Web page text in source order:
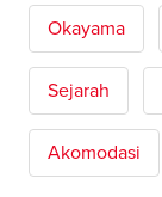
Okayama
Sejarah
Akomodasi